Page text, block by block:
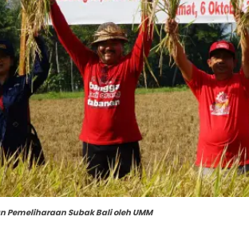
Subak Bali oleh UMM